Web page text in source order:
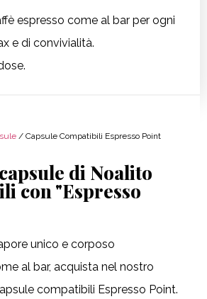
espresso come al bar per ogni
e di convivialità.
/ Capsule Compatibili Espresso Point
di Noalito
con "Espresso
unico e corposo
al bar, acquista nel nostro
compatibili Espresso Point.